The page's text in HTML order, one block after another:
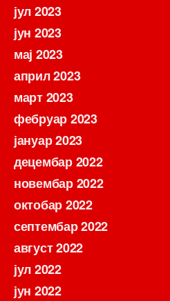
јул 2023
јун 2023
мај 2023
април 2023
март 2023
фебруар 2023
јануар 2023
децембар 2022
новембар 2022
октобар 2022
септембар 2022
август 2022
јул 2022
јун 2022